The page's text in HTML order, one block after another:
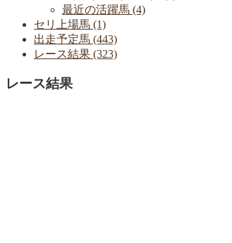
最近の活躍馬 (4)
セリ上場馬 (1)
出走予定馬 (443)
レース結果 (323)
レース結果